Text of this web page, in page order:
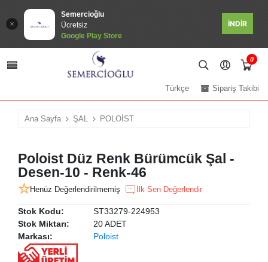
Semercioğlu
Ücretsiz
Google Play Store
İNDİR
0
Sipariş Takibi
Türkçe
Ana Sayfa ŞAL POLOİST
Poloist Düz Renk Bürümcük Şal -
Desen-10 - Renk-46
Henüz Değerlendirilmemiş İlk Sen Değerlendir
Stok Kodu:
ST33279-224953
Stok Miktarı:
20 ADET
Markası:
Poloist